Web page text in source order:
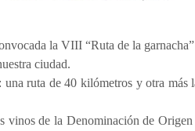
la VIII “Ruta de la
ciudad.
ruta de 40 kilómetros y otra
vinos de la Denominación de